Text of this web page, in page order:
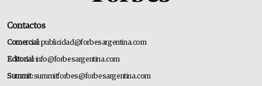
Contactos
Comercial:publicidad@forbesargentina.com
Editorial:info@forbesargentina.com
Summit:summitforbes@forbesargentina.com